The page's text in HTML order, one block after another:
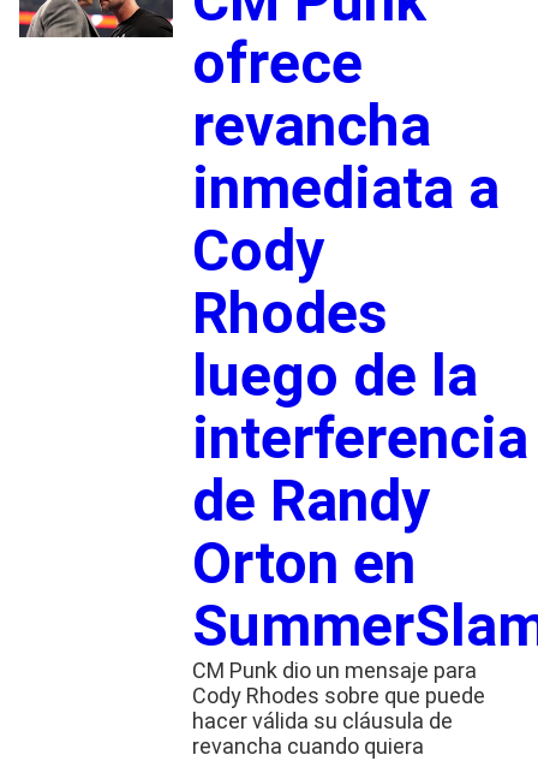
ofrece
revancha
inmediata a
Cody
Rhodes
luego de la
interferencia
de Randy
Orton en
CM Punk dio un mensaje para
Cody Rhodes sobre que puede
hacer válida su cláusula de
revancha cuando quiera